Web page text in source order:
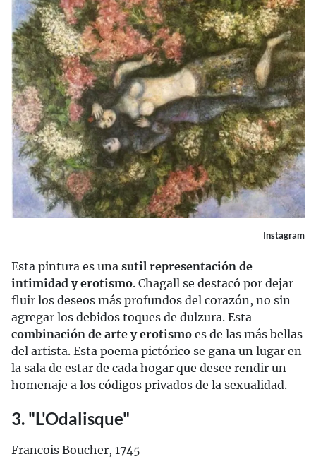
Instagram
Esta pintura es una sutil representación de
intimidad y erotismo. Chagall se destacó por dejar
fluir los deseos más profundos del corazón, no sin
agregar los debidos toques de dulzura. Esta
combinación de arte y erotismo es de las más bellas
del artista. Esta poema pictórico se gana un lugar en
la sala de estar de cada hogar que desee rendir un
homenaje a los códigos privados de la sexualidad.
3. "L'Odalisque"
Francois Boucher, 1745